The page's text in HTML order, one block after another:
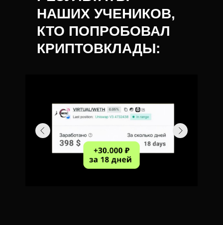
НАШИХ УЧЕНИКОВ,
КТО ПОПРОБОВАЛ
КРИПТОВКЛАДЫ: